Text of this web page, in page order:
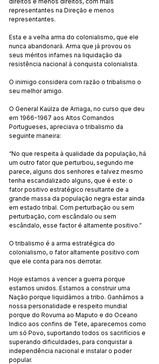
representantes na Direção e menos
representantes.
Esta e a velha arma do colonialismo, que ele
nunca abandonará. Arma que já provou os
seus méritos infames na liquidação da
resistência nacional à conquista colonialista.
O inimigo considera com razão o tribalismo o
seu melhor amigo.
O General Kaúlza de Arriaga, no curso que deu
em 1966-1967 aos Altos Comandos
Portugueses, apreciava o tribalismo da
seguinte maneira:
“No que respeita à qualidade da população, há
um outro fator que perturbou, segundo me
parece, alguns dos senhores e talvez mesmo
tenha escandalizado alguns, que é este: o
fator positivo estratégico resultante de a
grande massa da população negra estar ainda
em estado tribal. Com perturbação ou sem
perturbação, com escândalo ou sem
escândalo, esse factor é altamente positivo.”
O tribalismo é a arma estratégica do
colonialismo, o fator altamente positivo com
que ele conta para nos derrotar.
Hoje estamos a vencer a guerra porque
estamos unidos. Estamos a construir uma
Nação porque liquidámos a tribo. Ganhámos a
nossa personalidade e respeito mundial
porque do Rovuma ao Maputo e do Oceano
Indico aos confins de Tete, aparecemos como
um só Povo, suportando todos os sacrifícios e
superando dificuldades, para conquistar a
independência nacional e instalar o poder
popular.